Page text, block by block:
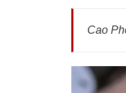
Cao